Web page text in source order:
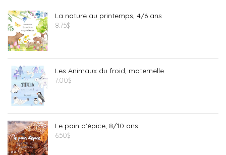
La nature au printemps, 4/6 ans
8.75$
Les Animaux du froid, maternelle
7.00$
Le pain d'épice, 8/10 ans
6.50$